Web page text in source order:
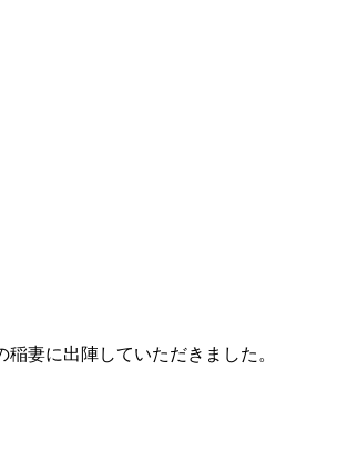
妻に出陣していただきました。